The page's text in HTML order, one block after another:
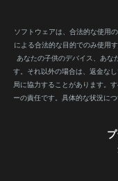
ソフトウェアは、合法的な使用
による合法的な目的でのみ使用
あなたの子供のデバイス、あな
す。それ以外の場合は、返金な
局に協力することがあります。
ーの責任です。具体的な状況に